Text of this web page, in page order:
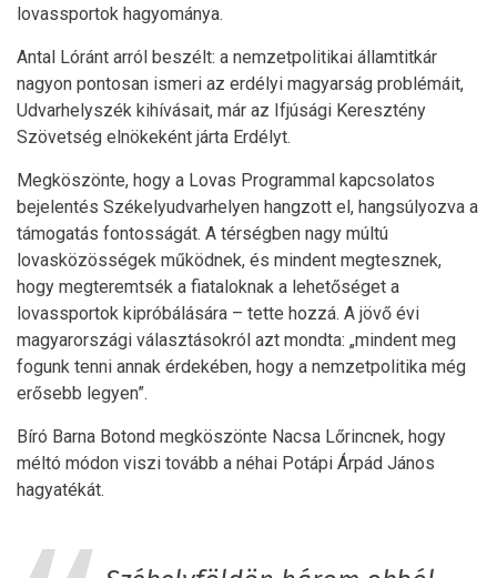
lovassportok hagyománya.
Antal Lóránt arról beszélt: a nemzetpolitikai államtitkár
nagyon pontosan ismeri az erdélyi magyarság problémáit,
Udvarhelyszék kihívásait, már az Ifjúsági Keresztény
Szövetség elnökeként járta Erdélyt.
Megköszönte, hogy a Lovas Programmal kapcsolatos
bejelentés Székelyudvarhelyen hangzott el, hangsúlyozva a
támogatás fontosságát. A térségben nagy múltú
lovasközösségek működnek, és mindent megtesznek,
hogy megteremtsék a fiataloknak a lehetőséget a
lovassportok kipróbálására – tette hozzá. A jövő évi
magyarországi választásokról azt mondta: „mindent meg
fogunk tenni annak érdekében, hogy a nemzetpolitika még
erősebb legyen”.
Bíró Barna Botond megköszönte Nacsa Lőrincnek, hogy
méltó módon viszi tovább a néhai Potápi Árpád János
hagyatékát.